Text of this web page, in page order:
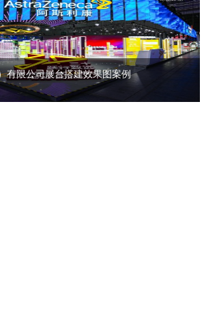
有限公司展台搭建效果图案例